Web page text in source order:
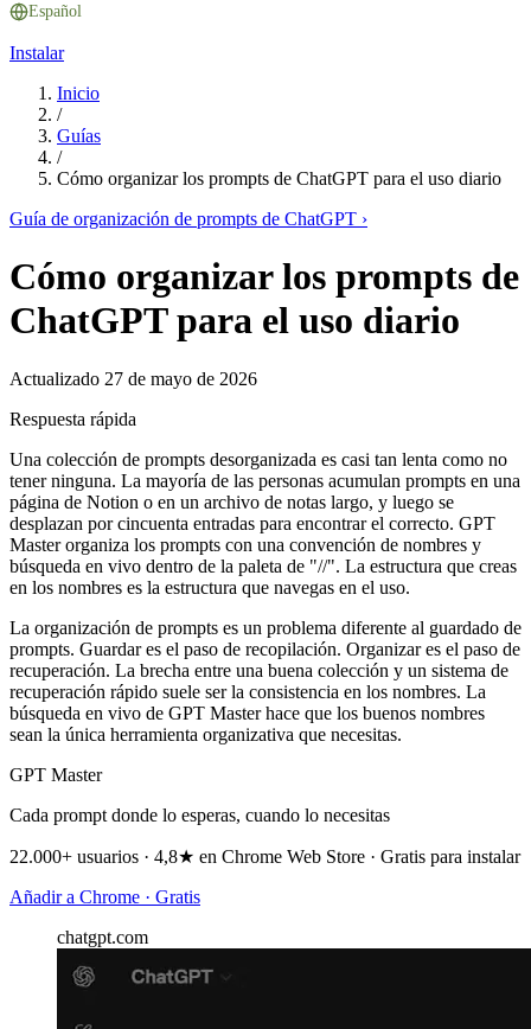
Español
Instalar
Inicio
/
Guías
/
Cómo organizar los prompts de ChatGPT para el uso diario
Guía de organización de prompts de ChatGPT ›
Cómo organizar los prompts de
ChatGPT para el uso diario
Actualizado 27 de mayo de 2026
Respuesta rápida
Una colección de prompts desorganizada es casi tan lenta como no
tener ninguna. La mayoría de las personas acumulan prompts en una
página de Notion o en un archivo de notas largo, y luego se
desplazan por cincuenta entradas para encontrar el correcto. GPT
Master organiza los prompts con una convención de nombres y
búsqueda en vivo dentro de la paleta de "//". La estructura que creas
en los nombres es la estructura que navegas en el uso.
La organización de prompts es un problema diferente al guardado de
prompts. Guardar es el paso de recopilación. Organizar es el paso de
recuperación. La brecha entre una buena colección y un sistema de
recuperación rápido suele ser la consistencia en los nombres. La
búsqueda en vivo de GPT Master hace que los buenos nombres
sean la única herramienta organizativa que necesitas.
GPT Master
Cada prompt donde lo esperas, cuando lo necesitas
22.000+ usuarios · 4,8★ en Chrome Web Store · Gratis para instalar
Añadir a Chrome · Gratis
chatgpt.com